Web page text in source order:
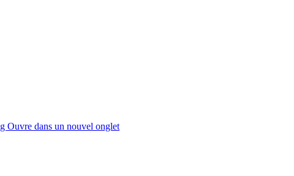
Ouvre dans un nouvel onglet